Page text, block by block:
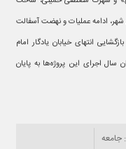
ادامه عملیات و نهضت آسفالت
انتهای خیابان یادگار امام
سال اجرای این پروژه‌ها به پایان
جامعه